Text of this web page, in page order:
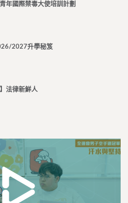
年國際禁毒大使培訓計劃
2027升學秘笈
法律新鮮人